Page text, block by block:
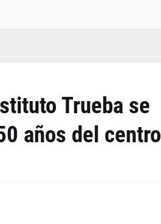
Trueba se
años del centro